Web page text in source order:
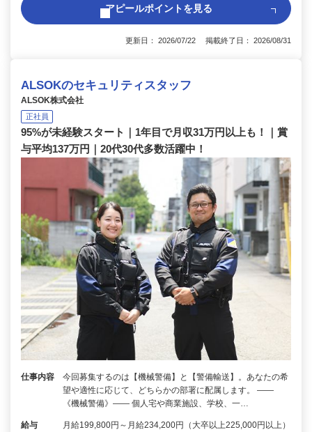
アピールポイントを見る
更新日： 2026/07/22 掲載終了日： 2026/08/31
ALSOKのセキュリティスタッフ
ALSOK株式会社
正社員
95%が未経験スタート｜1年目で月収31万円以上も！｜賞
与平均137万円｜20代30代多数活躍中！
仕事内容
今回募集するのは【機械警備】と【警備輸送】。あなたの希
望や適性に応じて、どちらかの部署に配属します。 ――
《機械警備》―― 個人宅や商業施設、学校、一…
給与
月給199,800円～月給234,200円（大卒以上225,000円以上）